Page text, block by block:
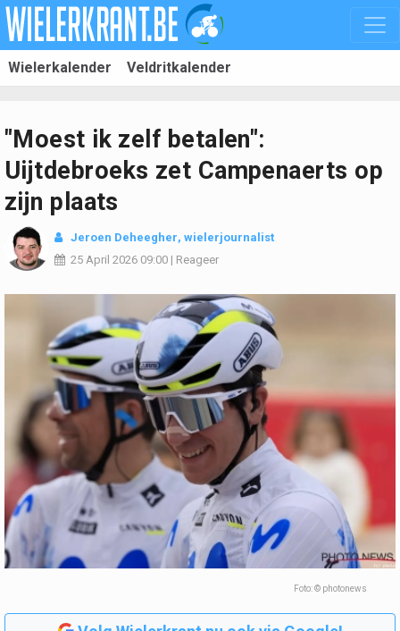
Wielerkalender Veldritkalender
"Moest ik zelf betalen":
Uijtdebroeks zet Campenaerts op
zijn plaats
Jeroen Deheegher, wielerjournalist
25 April 2026 09:00 | Reageer
Foto: © photonews